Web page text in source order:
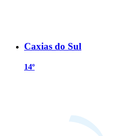
Caxias do Sul
14º